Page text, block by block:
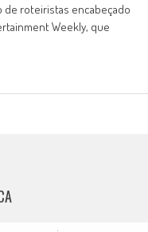
de roteiristas encabeçado
Weekly, que